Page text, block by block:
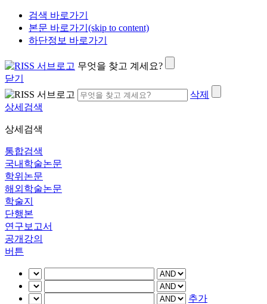
검색 바로가기
본문 바로가기(skip to content)
하단정보 바로가기
무엇을 찾고 계세요?
닫기
삭제
상세검색
상세검색
통합검색
국내학술논문
학위논문
해외학술논문
학술지
단행본
연구보고서
공개강의
버튼
추가